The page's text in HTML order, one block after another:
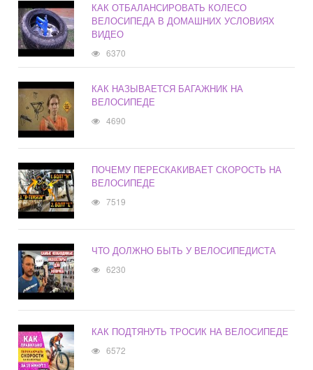
КАК ОТБАЛАНСИРОВАТЬ КОЛЕСО
ВЕЛОСИПЕДА В ДОМАШНИХ УСЛОВИЯХ
ВИДЕО
6370
КАК НАЗЫВАЕТСЯ БАГАЖНИК НА
ВЕЛОСИПЕДЕ
4690
ПОЧЕМУ ПЕРЕСКАКИВАЕТ СКОРОСТЬ НА
ВЕЛОСИПЕДЕ
7519
ЧТО ДОЛЖНО БЫТЬ У ВЕЛОСИПЕДИСТА
6230
КАК ПОДТЯНУТЬ ТРОСИК НА ВЕЛОСИПЕДЕ
6572